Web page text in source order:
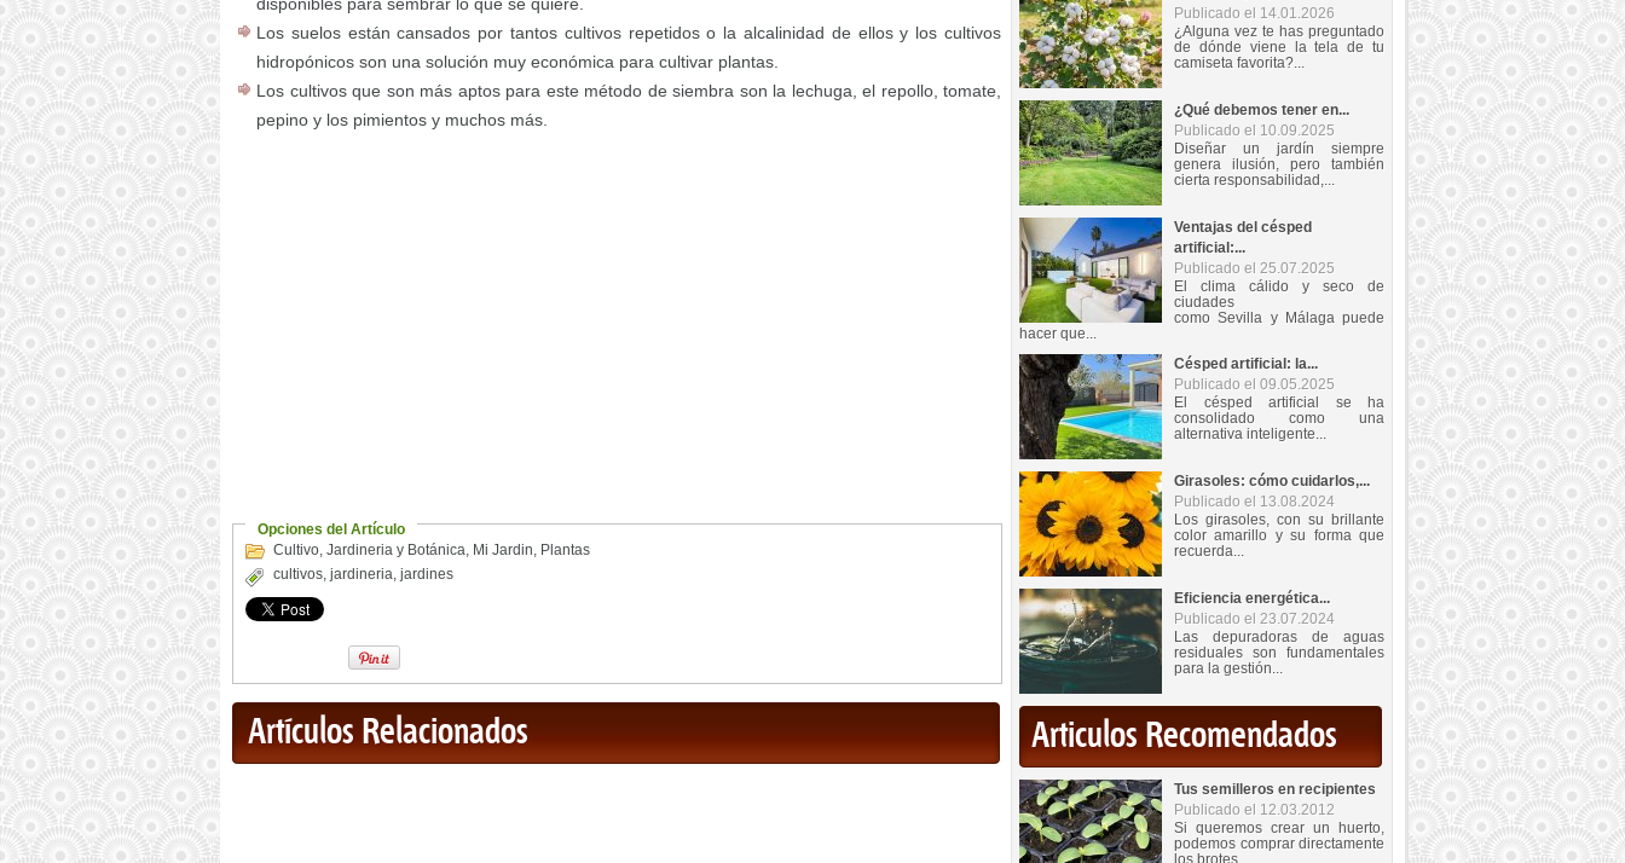
Los suelos están cansados por tantos cultivos repetidos o la alcalinidad de ellos y los cultivos
hidropónicos son una solución muy económica para cultivar plantas.
Los cultivos que son más aptos para este método de siembra son la lechuga, el repollo, tomate,
pepino y los pimientos y muchos más.
Opciones del Artículo
Cultivo, Jardineria y Botánica, Mi Jardin, Plantas
cultivos, jardineria, jardines
Artículos Relacionados
Publicado el 14.01.2026
¿Alguna vez te has preguntado
de dónde viene la tela de tu
camiseta favorita?...
¿Qué debemos tener en...
Publicado el 10.09.2025
Diseñar un jardín siempre
genera ilusión, pero también
cierta responsabilidad,...
Ventajas del césped
artificial:...
Publicado el 25.07.2025
El clima cálido y seco de
ciudades
como Sevilla y Málaga puede
hacer que...
Césped artificial: la...
Publicado el 09.05.2025
El césped artificial se ha
consolidado como una
alternativa inteligente...
Girasoles: cómo cuidarlos,...
Publicado el 13.08.2024
Los girasoles, con su brillante
color amarillo y su forma que
recuerda...
Eficiencia energética...
Publicado el 23.07.2024
Las depuradoras de aguas
residuales son fundamentales
para la gestión...
Articulos Recomendados
Tus semilleros en recipientes
Publicado el 12.03.2012
Si queremos crear un huerto,
podemos comprar directamente
los brotes...